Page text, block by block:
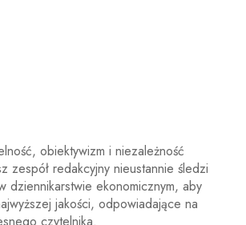
obiektywizm i niezależność
zespół redakcyjny nieustannie śledzi
dziennikarstwie ekonomicznym, aby
jakości, odpowiadające na